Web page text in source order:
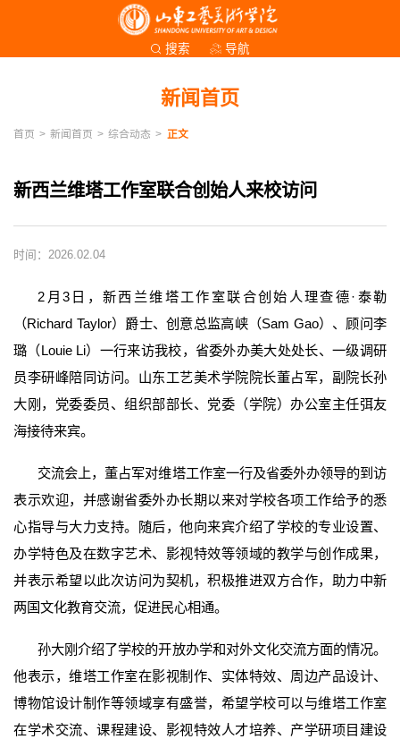
搜索 导航
新闻首页
首页 > 新闻首页 > 综合动态 > 正文
新西兰维塔工作室联合创始人来校访问
时间：2026.02.04
2月3日，新西兰维塔工作室联合创始人理查德·泰勒
（Richard Taylor）爵士、创意总监高峡（Sam Gao）、顾问李
璐（Louie Li）一行来访我校，省委外办美大处处长、一级调研
员李研峰陪同访问。山东工艺美术学院院长董占军，副院长孙
大刚，党委委员、组织部部长、党委（学院）办公室主任弭友
海接待来宾。
交流会上，董占军对维塔工作室一行及省委外办领导的到访
表示欢迎，并感谢省委外办长期以来对学校各项工作给予的悉
心指导与大力支持。随后，他向来宾介绍了学校的专业设置、
办学特色及在数字艺术、影视特效等领域的教学与创作成果，
并表示希望以此次访问为契机，积极推进双方合作，助力中新
两国文化教育交流，促进民心相通。
孙大刚介绍了学校的开放办学和对外文化交流方面的情况。
他表示，维塔工作室在影视制作、实体特效、周边产品设计、
博物馆设计制作等领域享有盛誉，希望学校可以与维塔工作室
在学术交流、课程建设、影视特效人才培养、产学研项目建设